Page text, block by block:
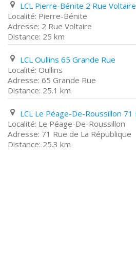
LCL Pierre-Bénite 2 Rue Voltaire
Pierre-Bénite
2 Rue Voltaire
25 km
LCL Oullins 65 Grande Rue
Oullins
65 Grande Rue
25.1 km
Le Péage-De-Roussillon
71 Rue de La République
25.3 km